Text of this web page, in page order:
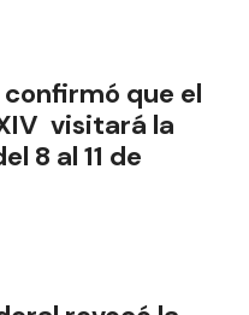
que el
visitará la
8 al 11 de